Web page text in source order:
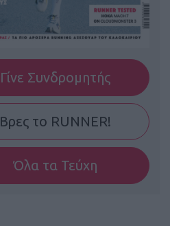
Γίνε Συνδρομητής
Βρες το RUNNER!
Όλα τα Τεύχη